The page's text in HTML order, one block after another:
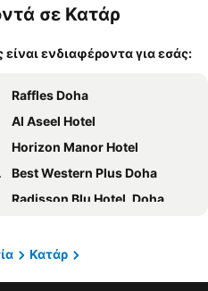
σε Κατάρ
ενδιαφέροντα για εσάς:
Raffles Doha
Al Aseel Hotel
Horizon Manor Hotel
Best Western Plus Doha
Radisson Blu Hotel, Doha
Premium Strato Hotel
Κατάρ